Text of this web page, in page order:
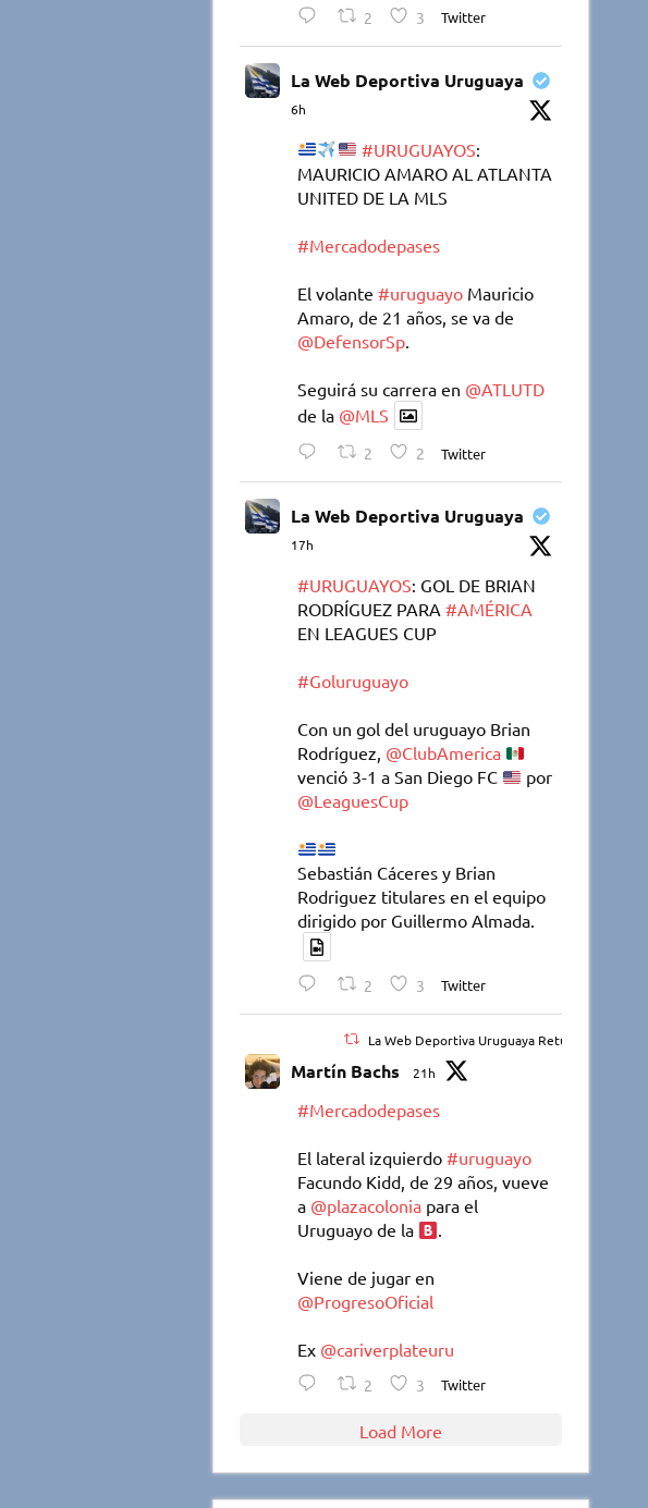
2 3 Twitter
La Web Deportiva Uruguaya
6h
#URUGUAYOS:
MAURICIO AMARO AL ATLANTA
UNITED DE LA MLS
#Mercadodepases
El volante#uruguayo Mauricio
Amaro, de 21 años, se va de
@DefensorSp
Seguirá su carrera en @ATLUTD
de la @MLS
2 2 Twitter
La Web Deportiva Uruguaya
17h
#URUGUAYOS: GOL DE BRIAN
RODRÍGUEZ PARA#AMÉRICA
EN LEAGUES CUP
#Goluruguayo
Con un gol del uruguayo Brian
Rodríguez, @ClubAmerica
venció 3-1 a San Diego FC
por
@LeaguesCup
Sebastián Cáceres y Brian
Rodriguez titulares en el equipo
dirigido por Guillermo Almada.
2 3 Twitter
La Web Deportiva Uruguaya Retuiteado
Martín Bachs 21h
#Mercadodepases
El lateral izquierdo#uruguayo
Facundo Kidd, de 29 años, vueve
a @plazacolonia para el
Uruguayo de la
.
Viene de jugar en
@ProgresoOficial
Ex @cariverplateuru
2 3 Twitter
Load More